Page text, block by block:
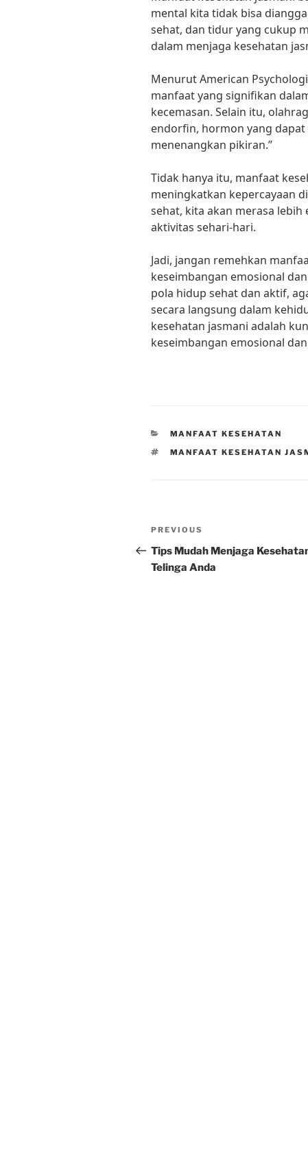
mental kita tidak bisa
sehat, dan tidur yang cukup
dalam menjaga kesehatan
Menurut American
manfaat yang signifikan
kecemasan. Selain itu,
endorfin, hormon yang
menenangkan pikiran.”
Tidak hanya itu, manfaat
meningkatkan kepercayaan
sehat, kita akan merasa
aktivitas sehari-hari.
Jadi, jangan remehkan
keseimbangan emosional
pola hidup sehat dan aktif,
secara langsung dalam
kesehatan jasmani adalah
keseimbangan emosional
CATEGORIES
MANFAAT KESEHATAN
TAGS
MANFAAT KESEHATAN
Post
navigation
Previous
Post
PREVIOUS
Tips Mudah Menjaga
Telinga Anda